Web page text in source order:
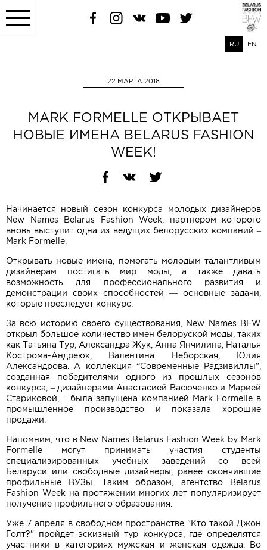
RU EN
22 МАРТА 2018
MARK FORMELLE ОТКРЫВАЕТ
НОВЫЕ ИМЕНА BELARUS FASHION
WEEK!
Начинается новый сезон конкурса молодых дизайнеров
New Names Belarus Fashion Week, партнером которого
вновь выступит одна из ведущих белорусских компаний –
Mark Formelle.
Открывать новые имена, помогать молодым талантливым
дизайнерам постигать мир моды, а также давать
возможность для профессионального развития и
демонстрации своих способностей — основные задачи,
которые преследует конкурс.
За всю историю своего существования, New Names BFW
открыл большое количество имен белоруской моды, таких
как Татьяна Тур, Александра Жук, Анна Янчилина, Наталья
Кострома-Андреюк, Валентина Неборская, Юлия
Александрова. А коллекция “Современные Радзивиллы”,
созданная победителями одного из прошлых сезонов
конкурса, – дизайнерами Анастасией Васюченко и Марией
Стариковой, – была запущена компанией Mark Formelle в
промышленное производство и показала хорошие
продажи.
Напомним, что в New Names Belarus Fashion Week by Mark
Formelle могут принимать участия студенты
специализированных учебных заведений со всей
Беларуси или свободные дизайнеры, ранее окончившие
профильные ВУЗы. Таким образом, агентство Belarus
Fashion Week на протяжении многих лет популяризирует
получение профильного образования.
Уже 7 апреля в свободном пространстве "Кто такой Джон
Голт?" пройдет эскизный тур конкурса, где определятся
участники в категориях мужская и женская одежда. Во